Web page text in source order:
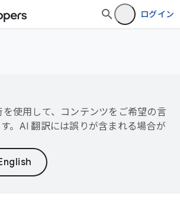
ログイン
使用して、コンテンツをご希望の言
。AI 翻訳には誤りが含まれる場合が